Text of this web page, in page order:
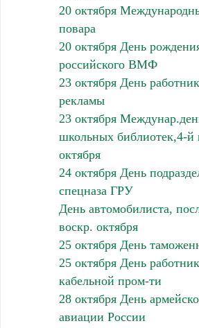
20 октября
повара
20 октября День
российского ВМФ
23 октября День
рекламы
23 октября
школьных библиотек,4-й
октября
24 октября День
спецназа ГРУ
День автомобилиста,
воскр. октября
25 октября День
25 октября День
кабельной пром-ти
28 октября День
авиации России